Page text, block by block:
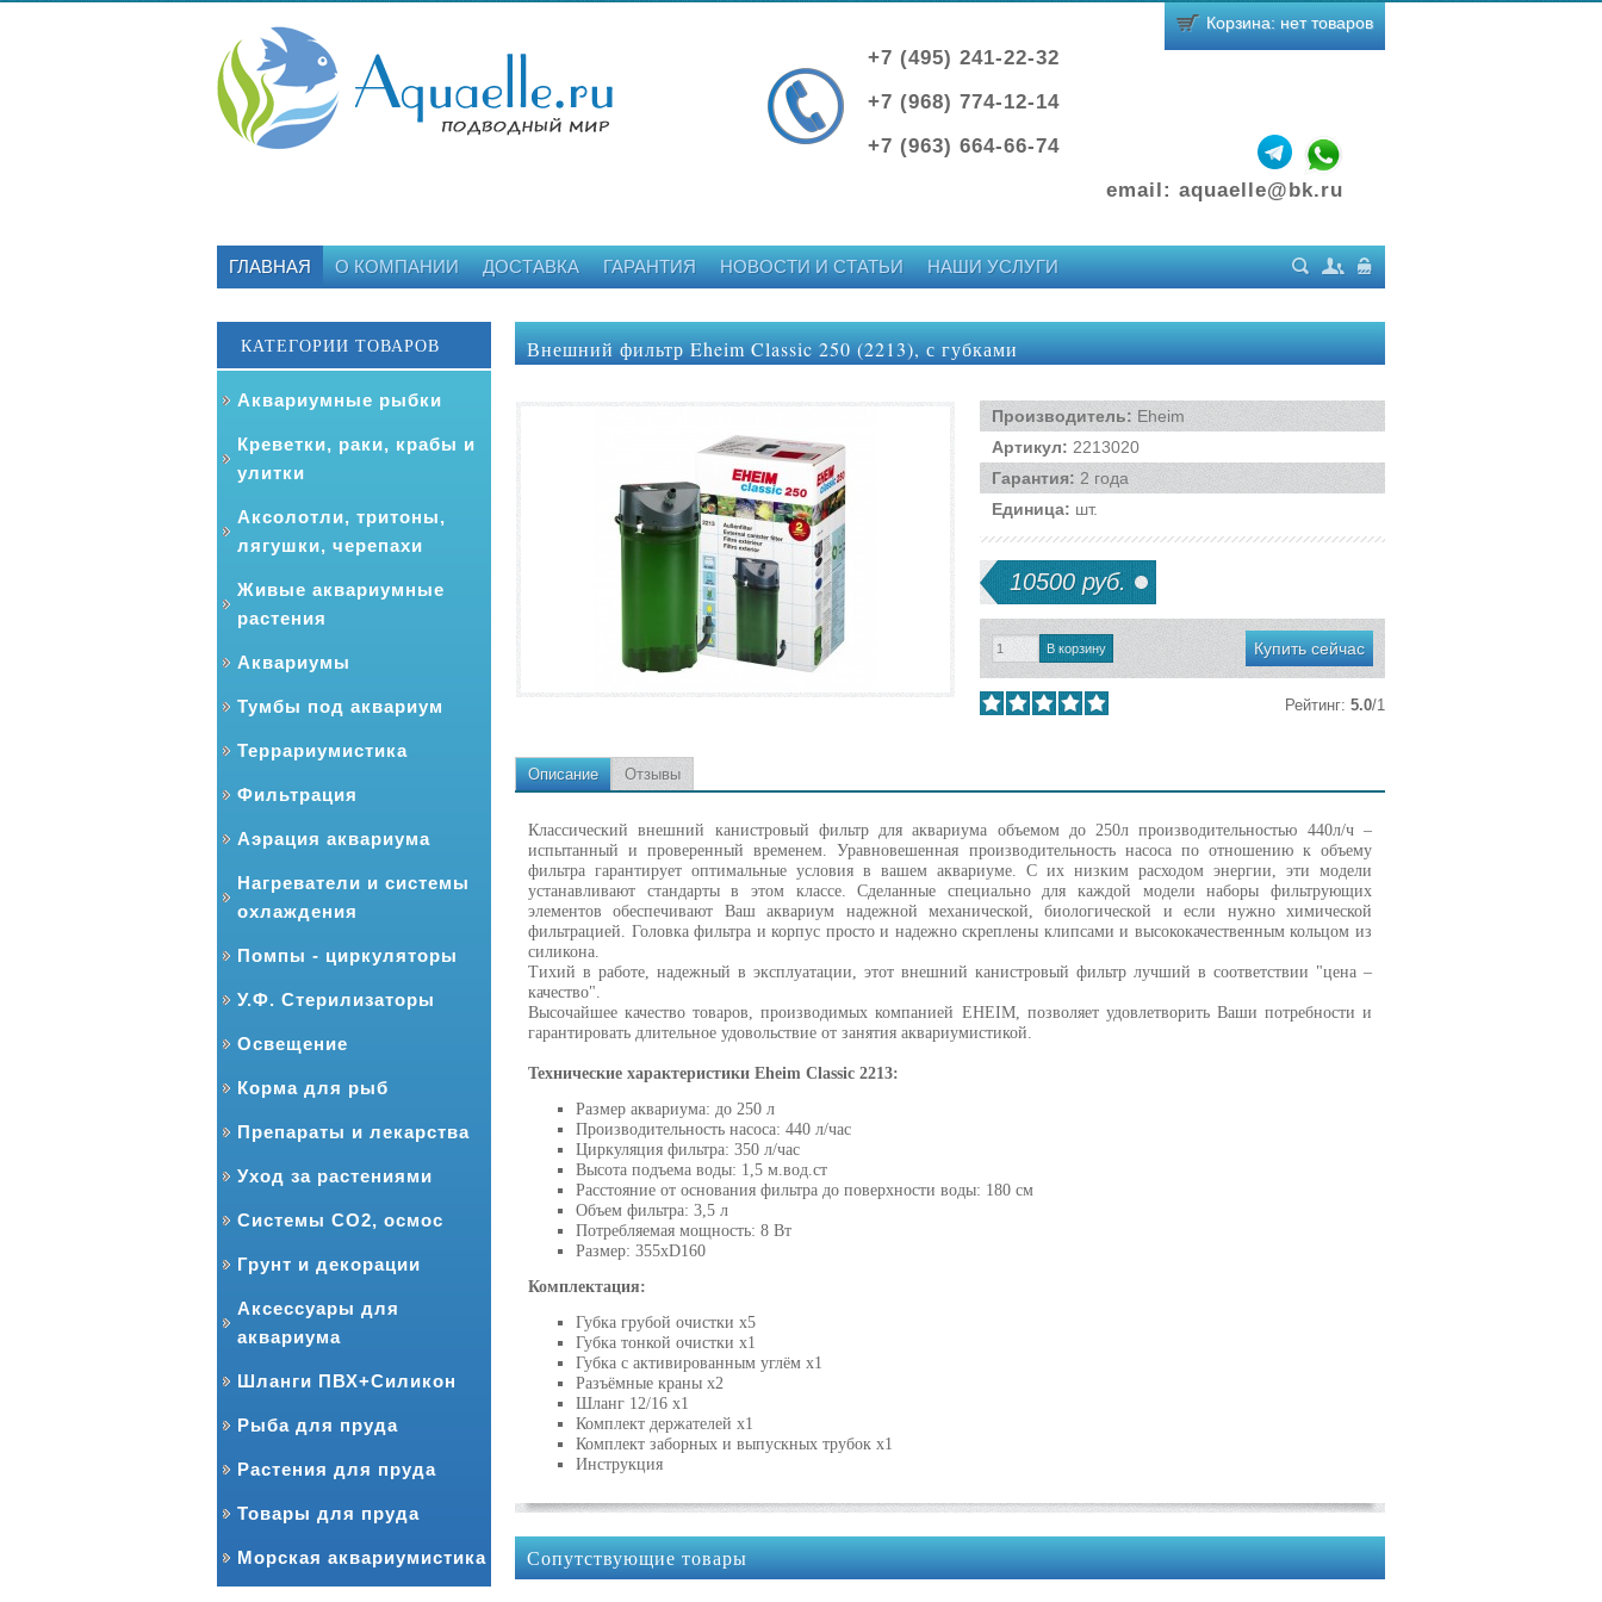
+7 (495) 241-22-32
+7 (968) 774-12-14
+7 (963) 664-66-74
email: aquaelle@bk.ru
Корзина: нет товаров
ГЛАВНАЯ О КОМПАНИИ ДОСТАВКА ГАРАНТИЯ НОВОСТИ И СТАТЬИ НАШИ УСЛУГИ Поиск Регистрация
КАТЕГОРИИ ТОВАРОВ
Аквариумные рыбки
Креветки, раки, крабы и
улитки
Аксолотли, тритоны,
лягушки, черепахи
Живые аквариумные
растения
Аквариумы
Тумбы под аквариум
Террариумистика
Фильтрация
Аэрация аквариума
Нагреватели и системы
охлаждения
Помпы - циркуляторы
У.Ф. Стерилизаторы
Освещение
Корма для рыб
Препараты и лекарства
Уход за растениями
Системы CO2, осмос
Грунт и декорации
Аксессуары для
аквариума
Шланги ПВХ+Силикон
Рыба для пруда
Растения для пруда
Товары для пруда
Морская аквариумистика
Внешний фильтр Eheim Classic 250 (2213), с губками
Производитель: Eheim
Артикул: 2213020
Гарантия: 2 года
Единица: шт.
10500 руб.
Купить сейчас
Рейтинг: 5.0/1
Описание Отзывы
Классический внешний канистровый фильтр для аквариума объемом до 250л производительностью 440л/ч –
испытанный и проверенный временем. Уравновешенная производительность насоса по отношению к объему
фильтра гарантирует оптимальные условия в вашем аквариуме. С их низким расходом энергии, эти модели
устанавливают стандарты в этом классе. Сделанные специально для каждой модели наборы фильтрующих
элементов обеспечивают Ваш аквариум надежной механической, биологической и если нужно химической
фильтрацией. Головка фильтра и корпус просто и надежно скреплены клипсами и высококачественным кольцом из
силикона.
Тихий в работе, надежный в эксплуатации, этот внешний канистровый фильтр лучший в соответствии "цена –
качество".
Высочайшее качество товаров, производимых компанией EHEIM, позволяет удовлетворить Ваши потребности и
гарантировать длительное удовольствие от занятия аквариумистикой.
Технические характеристики Eheim Classic 2213:
Размер аквариума: до 250 л
Производительность насоса: 440 л/час
Циркуляция фильтра: 350 л/час
Высота подъема воды: 1,5 м.вод.ст
Расстояние от основания фильтра до поверхности воды: 180 см
Объем фильтра: 3,5 л
Потребляемая мощность: 8 Вт
Размер: 355xD160
Комплектация:
Губка грубой очистки х5
Губка тонкой очистки х1
Губка с активированным углём х1
Разъёмные краны х2
Шланг 12/16 х1
Комплект держателей х1
Комплект заборных и выпускных трубок х1
Инструкция
Сопутствующие товары